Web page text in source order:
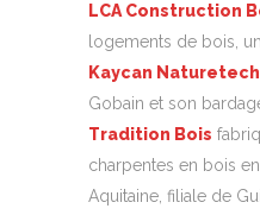
LCA Construction
logements de bois,
Kaycan Naturetech
Gobain et son
Tradition Bois
charpentes en bois
Aquitaine, filiale de